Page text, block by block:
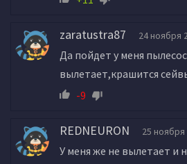
zaratustra87 24 ноября
Да пойдет у меня
вылетает,крашится
-9
REDNEURON 25 ноября
У меня же не вылетает и